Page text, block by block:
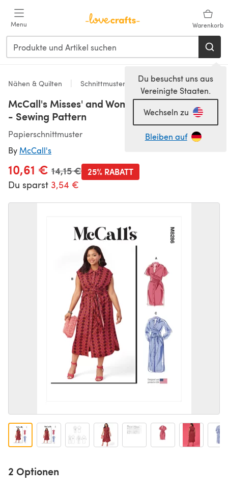
Menu Warenkorb
Du besuchst uns aus
Vereinigte Staaten.
Wechseln zu
Bleiben auf
Nähen & Quilten Schnittmuster & Quiltmuster
McCall's Misses' and Women's Dresses M8286
- Sewing Pattern
Papierschnittmuster
By McCall's
10,61 € Alter Preis
14,15 €
Du sparst 3,54 €
25% RABATT
2 Optionen